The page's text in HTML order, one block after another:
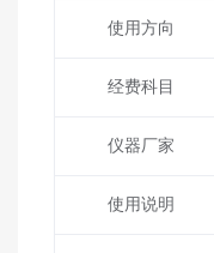
使用方向
经费科目
仪器厂家
使用说明